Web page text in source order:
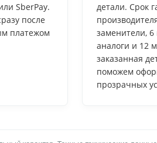
SberPay.
после
платежом
детали. Срок
заменители,
аналоги и 12
заказанная
поможем
прозрачных